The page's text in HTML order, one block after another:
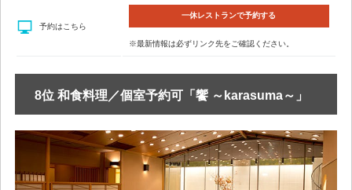
予約はこちら
一休レストランで予約する
※最新情報は必ずリンク先をご確認ください。
8位 和食料理／個室予約可「饗 ～karasuma～」